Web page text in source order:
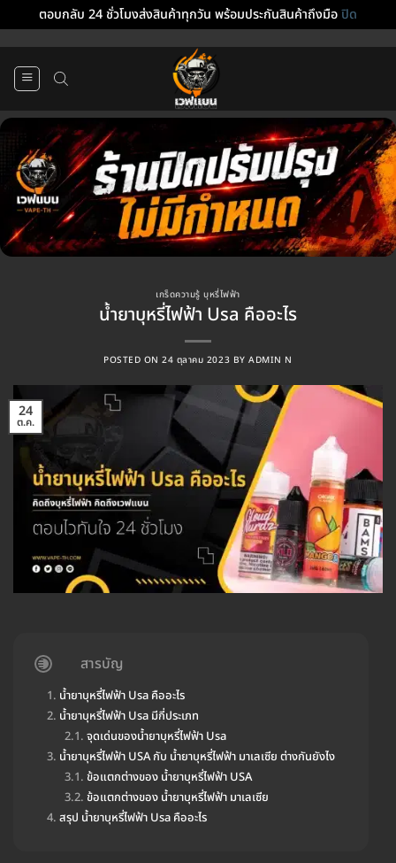
ตอบกลับ 24 ชั่วโมงส่งสินค้าทุกวัน พร้อมประกันสินค้าถึงมือปิด
เกร็ดความรู้ บุหรี่ไฟฟ้า
น้ำยาบุหรี่ไฟฟ้า Usa คืออะไร
POSTED ON24 ตุลาคม 2023 BYADMIN N
24
ต.ค.
สารบัญ
น้ำยาบุหรี่ไฟฟ้า Usa คืออะไร
น้ำยาบุหรี่ไฟฟ้า Usa มีกี่ประเภท
จุดเด่นของน้ำยาบุหรี่ไฟฟ้า Usa
น้ำยาบุหรี่ไฟฟ้า USA กับ น้ำยาบุหรี่ไฟฟ้า มาเลเซีย ต่างกันยังไง
ข้อแตกต่างของ น้ำยาบุหรี่ไฟฟ้า USA
ข้อแตกต่างของ น้ำยาบุหรี่ไฟฟ้า มาเลเซีย
สรุป น้ำยาบุหรี่ไฟฟ้า Usa คืออะไร